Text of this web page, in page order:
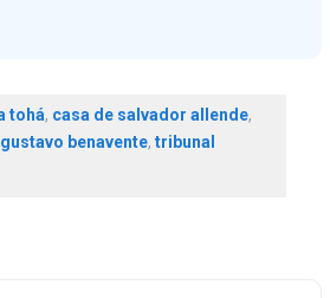
tohá, casa de salvador allende,
gustavo benavente, tribunal